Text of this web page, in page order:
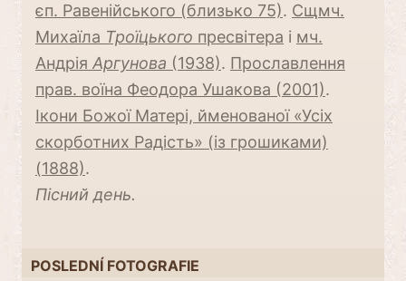
єп. Равенійського (близько 75). Сщмч.
Михаїла Троїцького пресвітера і мч.
Андрія Аргунова (1938). Прославлення
прав. воїна Феодора Ушакова (2001).
Ікони Божої Матері, йменованої «Усіх
скорботних Радість» (із грошиками)
(1888).
Пісний день.
POSLEDNÍ FOTOGRAFIE